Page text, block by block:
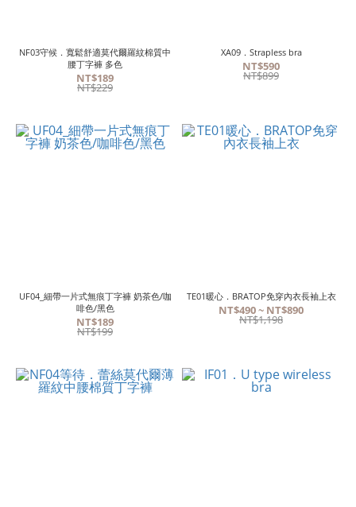
NF03守候．寬鬆舒適莫代爾羅紋棉質中
腰丁字褲 多色
NT$189
NT$229
XA09．Strapless bra
NT$590
NT$899
UF04_細帶一片式無痕丁字褲 奶茶色/咖
啡色/黑色
NT$189
NT$199
TE01暖心．BRATOP免穿內衣長袖上衣
NT$490 ~ NT$890
NT$1,198